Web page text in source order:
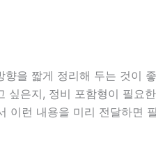
을 짧게 정리해 두는 것
싶은지, 정비 포함형이 필
런 내용을 미리 전달하